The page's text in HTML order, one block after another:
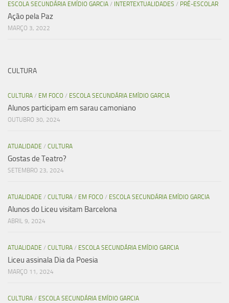
ESCOLA SECUNDÁRIA EMÍDIO GARCIA / INTERTEXTUALIDADES / PRÉ-ESCOLAR
Ação pela Paz
MARÇO 3, 2022
CULTURA
CULTURA / EM FOCO / ESCOLA SECUNDÁRIA EMÍDIO GARCIA
Alunos participam em sarau camoniano
OUTUBRO 30, 2024
ATUALIDADE / CULTURA
Gostas de Teatro?
SETEMBRO 23, 2024
ATUALIDADE / CULTURA / EM FOCO / ESCOLA SECUNDÁRIA EMÍDIO GARCIA
Alunos do Liceu visitam Barcelona
ABRIL 9, 2024
ATUALIDADE / CULTURA / ESCOLA SECUNDÁRIA EMÍDIO GARCIA
Liceu assinala Dia da Poesia
MARÇO 11, 2024
CULTURA / ESCOLA SECUNDÁRIA EMÍDIO GARCIA